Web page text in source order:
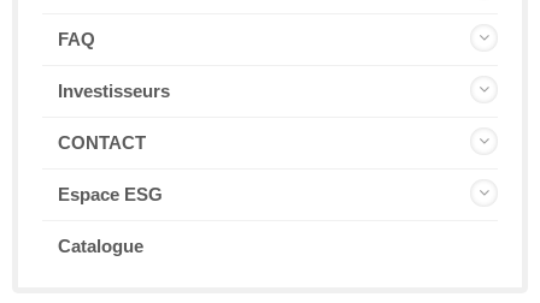
FAQ
Investisseurs
CONTACT
Espace ESG
Catalogue